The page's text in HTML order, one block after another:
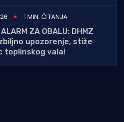
1 MIN. ČITANJA
ZA OBALU: DHMZ
upozorenje, stiže
toplinskog vala!